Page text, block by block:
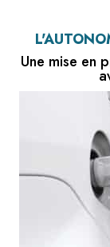
Une mise en